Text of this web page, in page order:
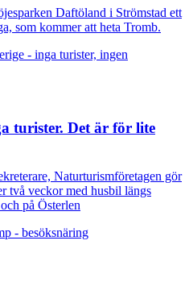
Daftöland i Strömstad ett
som kommer att heta Tromb.
turister. Det är för lite
Naturturismföretagen gör
två veckor med husbil längs
på Österlen